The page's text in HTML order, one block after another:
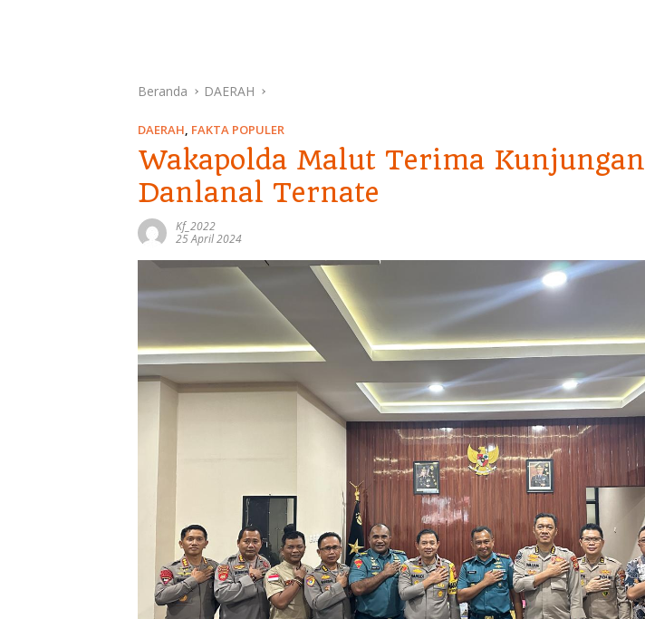
Beranda DAERAH
DAERAH, FAKTA POPULER
Wakapolda Malut Terima Kunjungan
Danlanal Ternate
Kf_2022
25 April 2024